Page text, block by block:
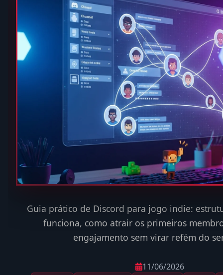
Guia prático de Discord para jogo indie:
funciona, como atrair os primeiros
engajamento sem virar refém do
11/06/2026